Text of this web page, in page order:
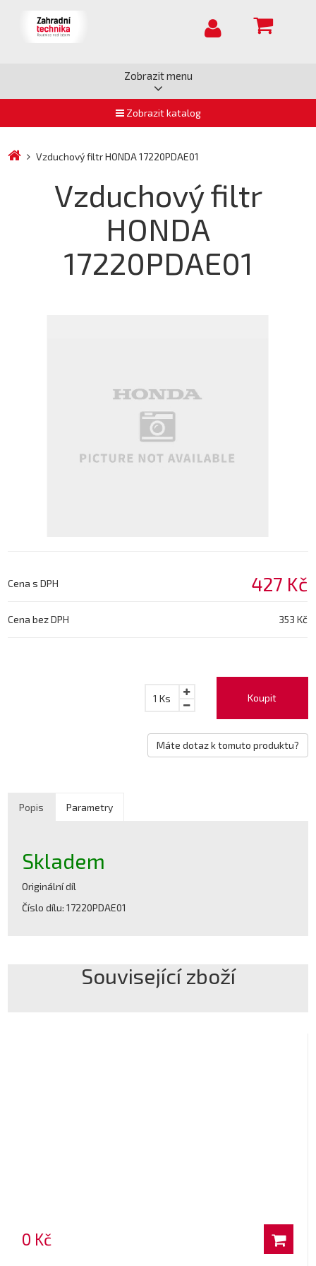
Zobrazit menu
Zobrazit katalog
Vzduchový filtr HONDA 17220PDAE01
Vzduchový filtr
HONDA
17220PDAE01
Cena s DPH 427 Kč
Cena bez DPH 353 Kč
Koupit
1 Ks
Máte dotaz k tomuto produktu?
Popis Parametry
Skladem
Originální díl
Číslo dílu: 17220PDAE01
Související zboží
0 Kč